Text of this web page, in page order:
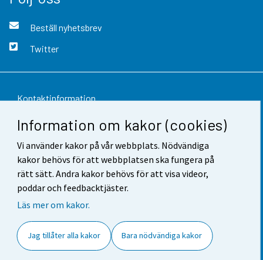
Information om kakor (cookies)
Vi använder kakor på vår webbplats. Nödvändiga
kakor behövs för att webbplatsen ska fungera på
rätt sätt. Andra kakor behövs för att visa videor,
poddar och feedbacktjäster.
Läs mer om kakor.
Jag tillåter alla kakor Bara nödvändiga kakor
Beställ nyhetsbrev
Twitter
Kontaktinformation
Respons
Användarvillkor
Dataskydd
Tillgänglighet
Cookie-inställningar